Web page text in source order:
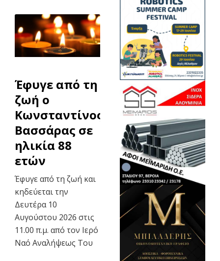
Έφυγε από τη
ζωή ο
Κωνσταντίνος
Βασσάρας σε
ηλικία 88
ετών
Έφυγε από τη ζωή και
κηδεύεται την
Δευτέρα 10
Αυγούστου 2026 στις
11.00 π.μ. από τον Ιερό
Ναό Αναλήψεως Του